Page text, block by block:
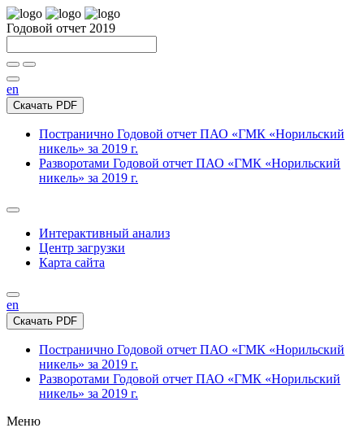
Годовой отчет 2019
en
Скачать PDF
Постранично Годовой отчет ПАО «ГМК «Норильский
никель» за 2019 г.
Разворотами Годовой отчет ПАО «ГМК «Норильский
никель» за 2019 г.
Интерактивный анализ
Центр загрузки
Карта сайта
en
Скачать PDF
Постранично Годовой отчет ПАО «ГМК «Норильский
никель» за 2019 г.
Разворотами Годовой отчет ПАО «ГМК «Норильский
никель» за 2019 г.
Меню